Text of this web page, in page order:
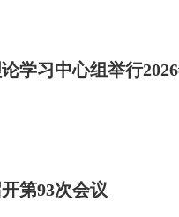
第93次会议